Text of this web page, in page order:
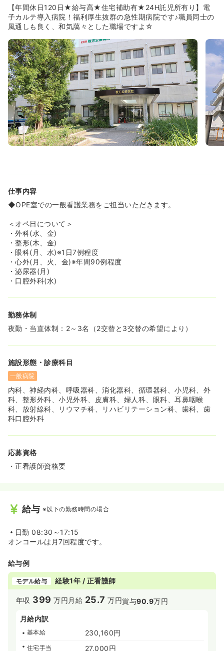
≪KKR≫
■国家公務員共済組合連合会（KKR）は、国家公務員の年
とを目的に設立されています。全国に35箇所の病院を運営
すると共に47箇所の宿泊施設も運営しています。もちろん
ネットワークを活かして他府県への転勤も可能です。
【年間休日120日★給与高★住宅補助有★24H託児所有り】電
子カルテ導入病院！福利厚生抜群の急性期病院です♪職員同士の
風通しも良く、和気藹々とした職場ですよ☆
仕事内容
◆OPE室での一般看護業務をご担当いただきます。
＜オペ日について＞
・外科(水、金)
・整形(木、金)
・眼科(月、水)※1日7例程度
・心外(月、火、金)※年間90例程度
・泌尿器(月)
・口腔外科(水)
勤務体制
夜勤・当直体制：2～3名（2交替と3交替の希望により）
施設形態・診療科目
一般病院
内科、神経内科、呼吸器科、消化器科、循環器科、小児科、外
科、整形外科、小児外科、皮膚科、婦人科、眼科、耳鼻咽喉
科、放射線科、リウマチ科、リハビリテーション科、歯科、歯
科口腔外科
応募資格
・正看護師資格要
給与 ※以下の勤務時間の場合
日勤 08:30～17:15
オンコールは月7回程度です。
給与例
モデル給与 経験1年 / 正看護師
年収 399 万円 月給 25.7 万円賞与90.9万円
月給内訳
基本給 230,160円
住宅手当 27,000円